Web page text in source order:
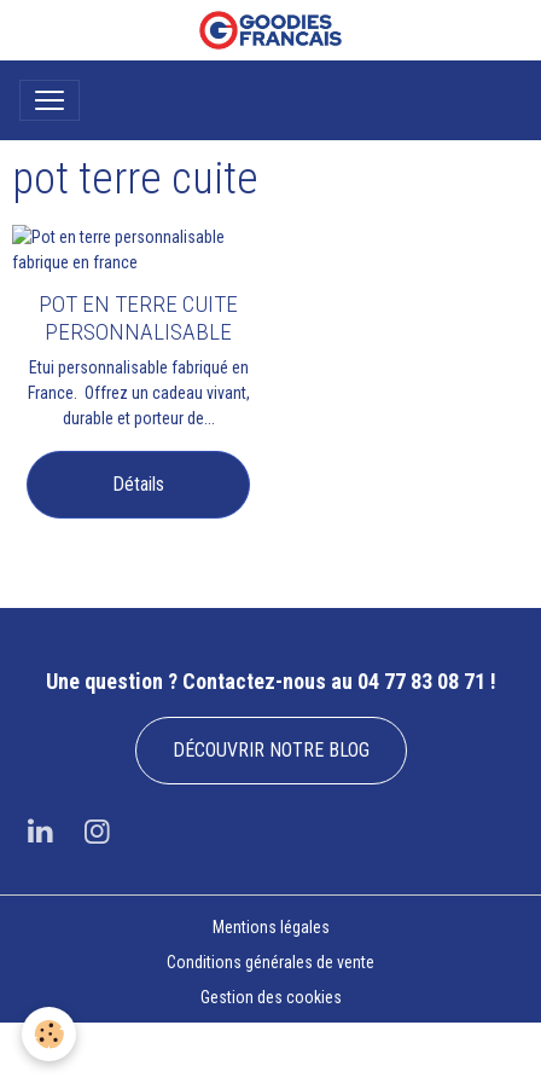
pot terre cuite
POT EN TERRE CUITE
PERSONNALISABLE
Etui personnalisable fabriqué en
France. Offrez un cadeau vivant,
durable et porteur de...
Détails
Une question ? Contactez-nous au 04 77 83 08 71 !
DÉCOUVRIR NOTRE BLOG
Mentions légales
Conditions générales de vente
Gestion des cookies